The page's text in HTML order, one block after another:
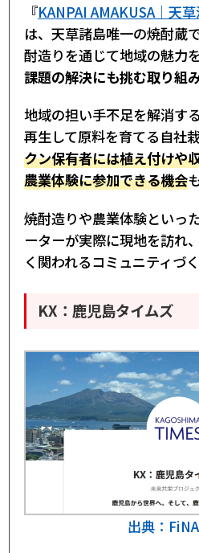
『KANPAI AMAKUSA｜天
は、天草諸島唯一の焼酎蔵
酎造りを通じて地域の魅力を
課題の解決にも挑む取り組
地域の担い手不足を解消す
再生して原料を育てる自社
クン保有者には植え付けや
農業体験に参加できる機会
焼酎造りや農業体験といっ
ーターが実際に現地を訪れ
く関われるコミュニティづ
KX：鹿児島タイムズ
出典：